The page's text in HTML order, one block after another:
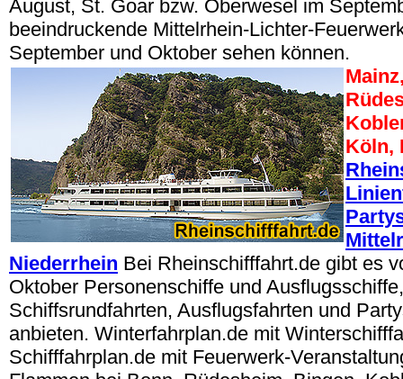
August, St. Goar bzw. Oberwesel im
beeindruckende Mittelrhein-Lichter-
September und Oktober sehen können.
Köln,
Niederrhein Bei Rheinschifffahrt.de gibt es
Oktober Personenschiffe und
Schiffsrundfahrten, Ausflugsfahrten und
anbieten. Winterfahrplan.de mit
Schifffahrplan.de mit Feuerwerk-